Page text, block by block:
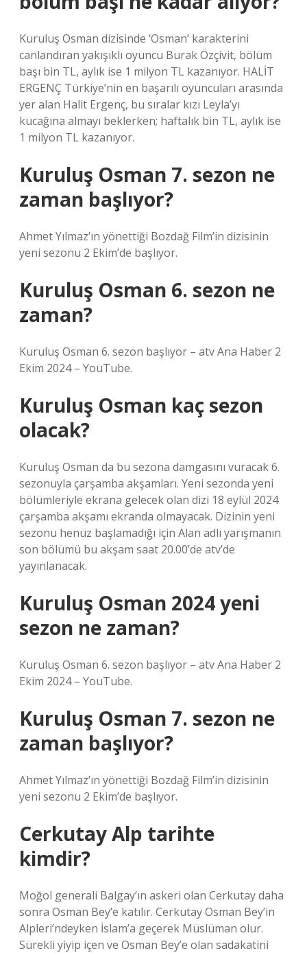
Kuruluş Osman dizisinde ‘Osman’ karakterini
canlandıran yakışıklı oyuncu Burak Özçivit, bölüm
başı bin TL, aylık ise 1 milyon TL kazanıyor. HALİT
ERGENÇ Türkiye’nin en başarılı oyuncuları arasında
yer alan Halit Ergenç, bu sıralar kızı Leyla’yı
kucağına almayı beklerken; haftalık bin TL, aylık ise
1 milyon TL kazanıyor.
Kuruluş Osman 7. sezon ne
zaman başlıyor?
Ahmet Yılmaz’ın yönettiği Bozdağ Film’in dizisinin
yeni sezonu 2 Ekim’de başlıyor.
Kuruluş Osman 6. sezon ne
zaman?
Kuruluş Osman 6. sezon başlıyor – atv Ana Haber 2
Ekim 2024 – YouTube.
Kuruluş Osman kaç sezon
olacak?
Kuruluş Osman da bu sezona damgasını vuracak 6.
sezonuyla çarşamba akşamları. Yeni sezonda yeni
bölümleriyle ekrana gelecek olan dizi 18 eylül 2024
çarşamba akşamı ekranda olmayacak. Dizinin yeni
sezonu henüz başlamadığı için Alan adlı yarışmanın
son bölümü bu akşam saat 20.00’de atv’de
yayınlanacak.
Kuruluş Osman 2024 yeni
sezon ne zaman?
Kuruluş Osman 6. sezon başlıyor – atv Ana Haber 2
Ekim 2024 – YouTube.
Kuruluş Osman 7. sezon ne
zaman başlıyor?
Ahmet Yılmaz’ın yönettiği Bozdağ Film’in dizisinin
yeni sezonu 2 Ekim’de başlıyor.
Cerkutay Alp tarihte
kimdir?
Moğol generali Balgay’ın askeri olan Cerkutay daha
sonra Osman Bey’e katılır. Cerkutay Osman Bey’in
Alpleri’ndeyken İslam’a geçerek Müslüman olur.
Sürekli yiyip içen ve Osman Bey’e olan sadakatini